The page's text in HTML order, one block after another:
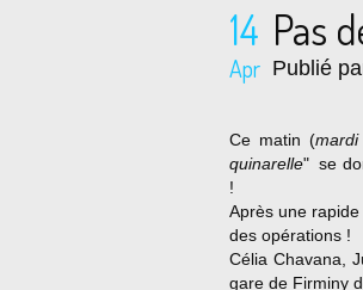
14
Apr
Pas
Publié
Ce matin (
quinarelle" se
!
Après une
des opérations !
Célia Chavana,
gare de Firminy